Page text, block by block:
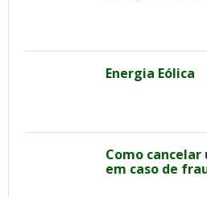
Energia Eólica
Como cancelar
em caso de